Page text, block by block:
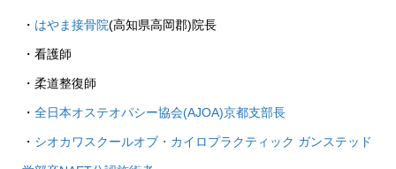
・ はやま接骨院(高知県高岡郡)院長
・看護師
・柔道整復師
・ 全日本オステオパシー協会(AJOA)京都支部長
・ シオカワスクールオブ・カイロプラクティック ガンステッド